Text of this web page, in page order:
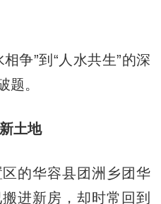
”到“人水共生”的深
题。
土地
的华容县团洲乡团华
进新房，却时常回到